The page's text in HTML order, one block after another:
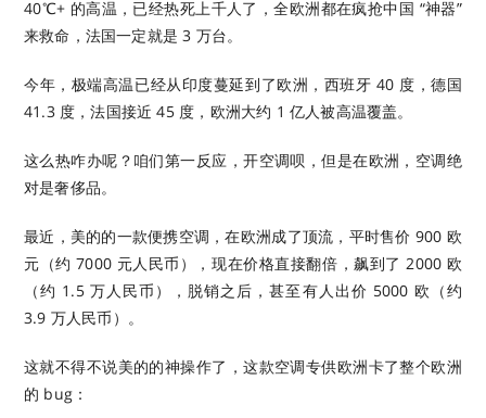
40℃+ 的高温，已经热死上千人了，全欧洲都在疯抢中国 “神器”
来救命，法国一定就是 3 万台。
今年，极端高温已经从印度蔓延到了欧洲，西班牙 40 度，德国
41.3 度，法国接近 45 度，欧洲大约 1 亿人被高温覆盖。
这么热咋办呢？咱们第一反应，开空调呗，但是在欧洲，空调绝
对是奢侈品。
最近，美的的一款便携空调，在欧洲成了顶流，平时售价 900 欧
元（约 7000 元人民币），现在价格直接翻倍，飙到了 2000 欧
（约 1.5 万人民币），脱销之后，甚至有人出价 5000 欧（约
3.9 万人民币）。
这就不得不说美的的神操作了，这款空调专供欧洲卡了整个欧洲
的 bug：